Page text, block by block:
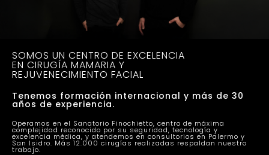
SOMOS UN CENTRO DE EXCELENCIA
EN CIRUGÍA MAMARIA Y
REJUVENECIMIENTO FACIAL
Tenemos formación internacional y más de 30
años de experiencia.
Operamos en el Sanatorio Finochietto, centro de máxima
complejidad reconocido por su seguridad, tecnología y
excelencia médica, y atendemos en consultorios en Palermo y
San Isidro. Más 12.000 cirugías realizadas respaldan nuestro
trabajo.